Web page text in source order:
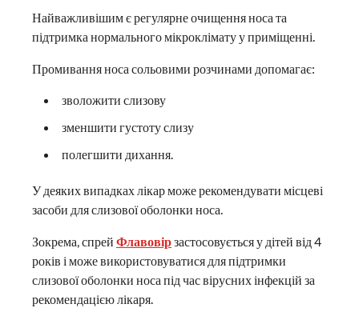
Найважливішим є регулярне очищення носа та
підтримка нормального мікроклімату у приміщенні.
Промивання носа сольовими розчинами допомагає:
зволожити слизову
зменшити густоту слизу
полегшити дихання.
У деяких випадках лікар може рекомендувати місцеві
засоби для слизової оболонки носа.
Зокрема, спрей Флавовірзастосовується у дітей від 4
років і може використовуватися для підтримки
слизової оболонки носа під час вірусних інфекцій за
рекомендацією лікаря.